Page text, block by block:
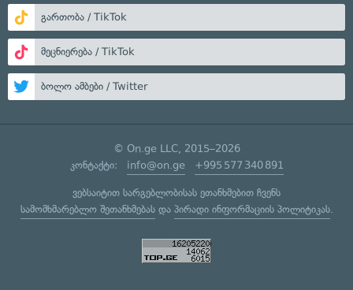
გართობა / TikTok
მეცნიერება / TikTok
ბოლო ამბები / Twitter
© On.ge LLC, 2015–2026
კონტაქტი: info@on.ge +995 577 340 891
ვებსაიტით სარგებლობისას ეთანხმებით ჩვენს
სამომხმარებლო შეთანხმებასდა პირადი ინფორმაციის პოლიტიკას.